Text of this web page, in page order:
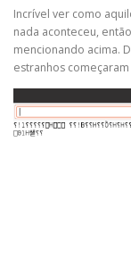
Incrível ver como
nada aconteceu,
mencionando acima.
estranhos